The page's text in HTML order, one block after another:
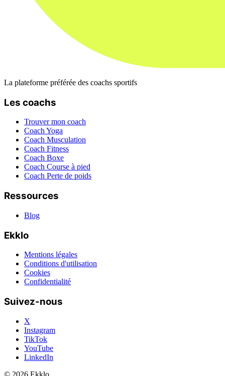
La plateforme préférée des coachs sportifs
Les coachs
Trouver mon coach
Coach Yoga
Coach Musculation
Coach Fitness
Coach Boxe
Coach Course à pied
Coach Perte de poids
Ressources
Blog
Ekklo
Mentions légales
Conditions d'utilisation
Cookies
Confidentialité
Suivez-nous
X
Instagram
TikTok
YouTube
LinkedIn
© 2026 Ekklo